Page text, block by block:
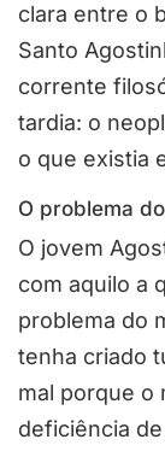
clara entre o
Santo
corrente
tardia: o
o que existia
O problema
O jovem
com aquilo a
problema do
tenha criado
mal porque o
deficiência